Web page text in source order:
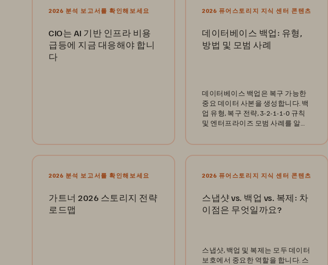
2026 분석 보고서를 확인해보세요
CIO는 AI 기반 인프라 비용
급등에 지금 대응해야 합니
다
2026 퓨어스토리지 지식 센터 콘텐츠
데이터베이스 백업: 유형,
방법 및 모범 사례
데이터베이스 백업은 복구 가능한
중요 데이터 사본을 생성합니다. 백
업 유형, 복구 전략, 3-2-1-1-0 규칙
및 엔터프라이즈 모범 사례를 알아
2026 분석 보고서를 확인해보세요
가트너 2026 스토리지 전략
로드맵
2026 퓨어스토리지 지식 센터 콘텐츠
스냅샷 vs. 백업 vs. 복제: 차
이점은 무엇일까요?
스냅샷, 백업 및 복제는 모두 데이터
보호에서 중요한 역할을 합니다. 스